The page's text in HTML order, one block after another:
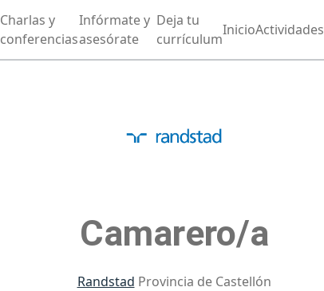
Charlas y
conferencias
Infórmate y
asesórate
Deja tu
currículum
InicioActividades
Camarero/a
Randstad Provincia de Castellón